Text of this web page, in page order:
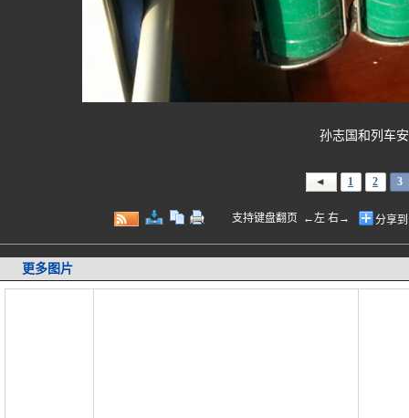
孙志国和列车
1 2 3
支持键盘翻页 ←左 右→ 分享
更多图片